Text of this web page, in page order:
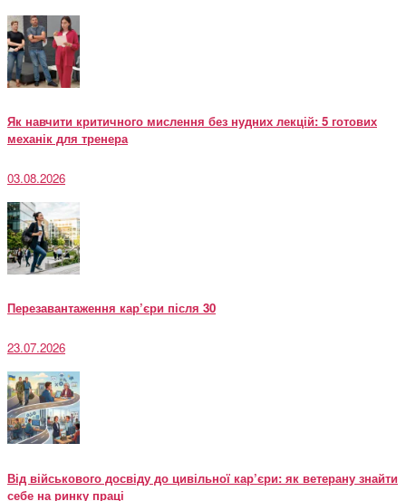
Як навчити критичного мислення без нудних лекцій: 5 готових
механік для тренера
03.08.2026
Перезавантаження кар’єри після 30
23.07.2026
Від військового досвіду до цивільної кар’єри: як ветерану знайти
себе на ринку праці